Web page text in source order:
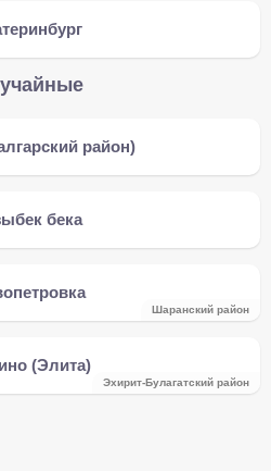
район)
бека
Шаранский район
(Элита)
Эхирит-Булагатский район